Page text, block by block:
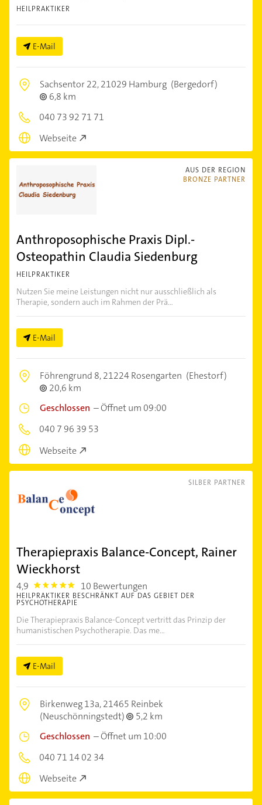
HEILPRAKTIKER
E-Mail
Sachsentor 22,21029 Hamburg (Bergedorf)
6,8 km
040 73 92 71 71
Webseite
AUS DER REGION
BRONZE PARTNER
Anthroposophische Praxis Dipl.-
Osteopathin Claudia Siedenburg
HEILPRAKTIKER
Nutzen Sie meine Leistungen nicht nur ausschließlich als
Therapie, sondern auch im Rahmen der Prä...
E-Mail
Föhrengrund 8,21224 Rosengarten (Ehestorf)
20,6 km
Geschlossen –Öffnet um 09:00
040 7 96 39 53
Webseite
SILBER PARTNER
Therapiepraxis Balance-Concept, Rainer
Wieckhorst
4,9 4.9 10 Bewertungen
HEILPRAKTIKER BESCHRÄNKT AUF DAS GEBIET DER
PSYCHOTHERAPIE
Die Therapiepraxis Balance-Concept vertritt das Prinzip der
humanistischen Psychotherapie. Das me...
E-Mail
Birkenweg 13a,21465 Reinbek
(Neuschönningstedt)
5,2 km
Geschlossen –Öffnet um 10:00
040 71 14 02 34
Webseite